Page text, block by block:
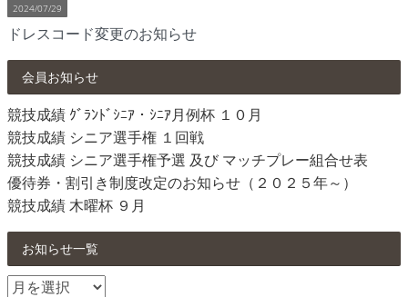
2024/07/29
ドレスコード変更のお知らせ
会員お知らせ
競技成績 ｸﾞﾗﾝﾄﾞｼﾆｱ・ｼﾆｱ月例杯 １０月
競技成績 シニア選手権 １回戦
競技成績 シニア選手権予選 及び マッチプレー組合せ表
優待券・割引き制度改定のお知らせ（２０２５年～）
競技成績 木曜杯 ９月
お知らせ一覧
お